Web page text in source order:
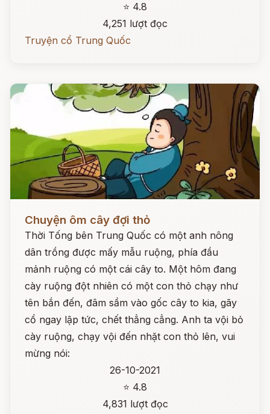
⭐ 4.8
4,251 lượt đọc
Truyện cổ Trung Quốc
Chuyện ôm cây đợi thỏ
Thời Tống bên Trung Quốc có một anh nông
dân trồng được mấy mẫu ruộng, phía đầu
mảnh ruộng có một cái cây to. Một hôm đang
cày ruộng đột nhiên có một con thỏ chạy như
tên bắn đến, đâm sầm vào gốc cây to kia, gãy
cổ ngay lập tức, chết thẳng cẳng. Anh ta vội bỏ
cày ruộng, chạy vội đến nhặt con thỏ lên, vui
mừng nói:
26-10-2021
⭐ 4.8
4,831 lượt đọc